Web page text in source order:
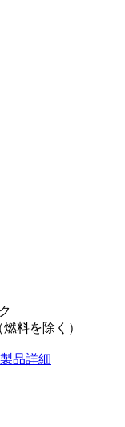
料を除く）
製品詳細